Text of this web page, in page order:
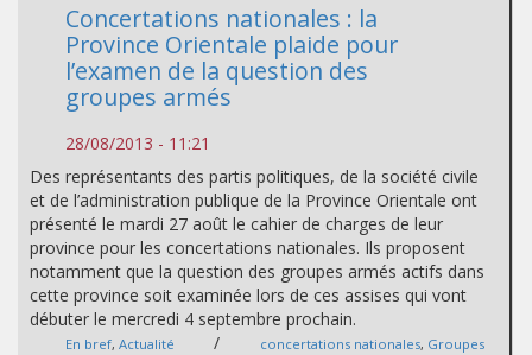
Concertations nationales : la
Province Orientale plaide pour
l’examen de la question des
groupes armés
28/08/2013 - 11:21
Des représentants des partis politiques, de la société civile
et de l’administration publique de la Province Orientale ont
présenté le mardi 27 août le cahier de charges de leur
province pour les concertations nationales. Ils proposent
notamment que la question des groupes armés actifs dans
cette province soit examinée lors de ces assises qui vont
débuter le mercredi 4 septembre prochain.
En bref, Actualité / concertations nationales, Groupes